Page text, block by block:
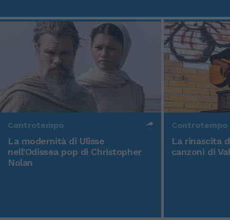
Controtempo
La modernità di Ulisse
nell'Odissea pop di Christopher
Nolan
Controtempo
La rinascita
canzoni di